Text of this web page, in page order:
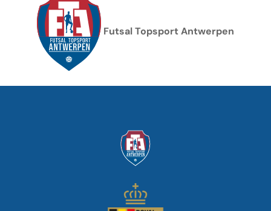
Futsal Topsport Antwerpen